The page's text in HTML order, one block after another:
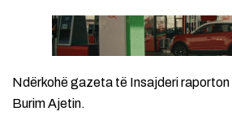
Ndërkohë gazeta të Insajderi
Burim Ajetin.